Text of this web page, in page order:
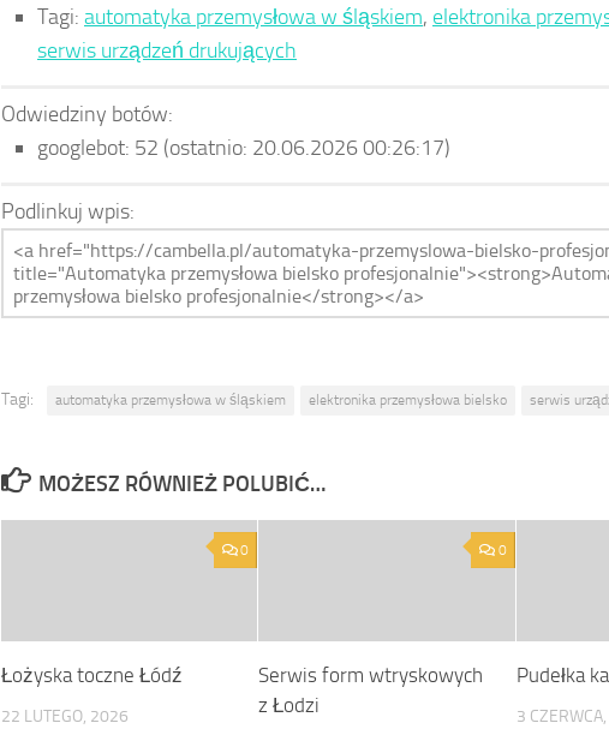
Tagi: automatyka przemysłowa w śląskiem, elektronika
serwis urządzeń drukujących
Odwiedziny botów:
googlebot: 52 (ostatnio: 20.06.2026 00:26:17)
Podlinkuj wpis:
Tagi: automatyka przemysłowa w śląskiem elektronika przemysłowa bielsko serwis
MOŻESZ RÓWNIEŻ POLUBIĆ…
0
Łożyska toczne Łódź
22 LUTEGO, 2026
0
Serwis form wtryskowych
z Łodzi
Pudełka
3